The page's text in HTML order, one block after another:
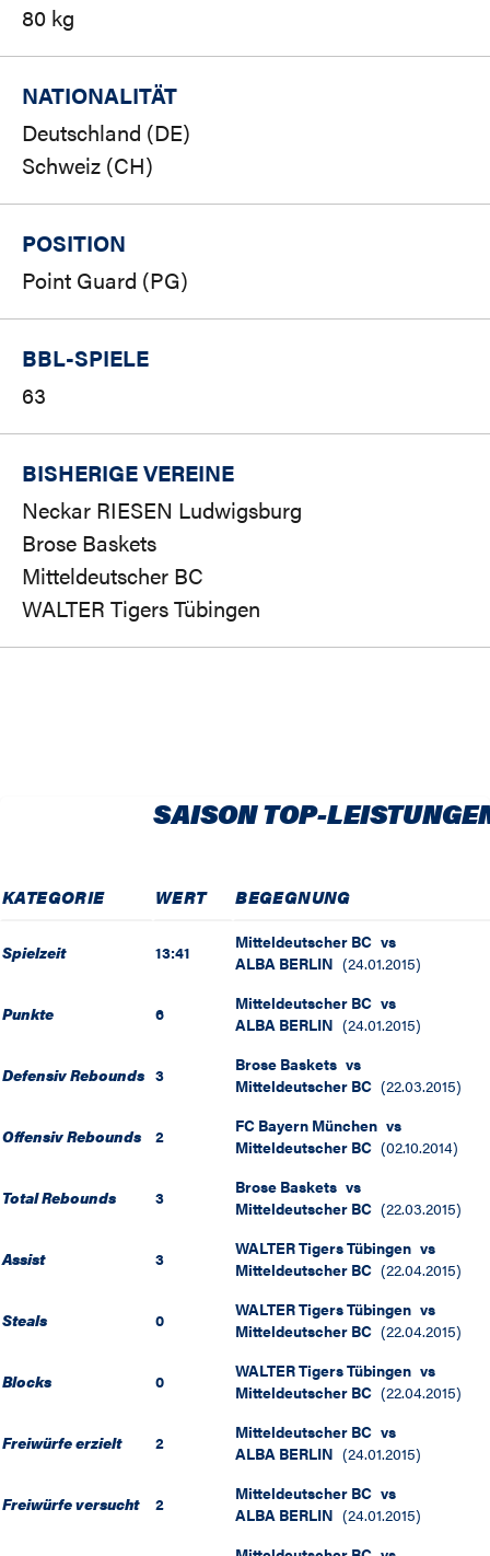
80 kg
NATIONALITÄT
Deutschland (DE)
Schweiz (CH)
POSITION
Point Guard (PG)
BBL-SPIELE
63
BISHERIGE VEREINE
Neckar RIESEN Ludwigsburg
Brose Baskets
Mitteldeutscher BC
WALTER Tigers Tübingen
SAISON TOP-
KATEGORIE WERT BEGEGNUNG
Spielzeit 13:41 Mitteldeutscher BC vs
ALBA BERLIN (24.01.2015)
Punkte 6 Mitteldeutscher BC vs
ALBA BERLIN (24.01.2015)
Defensiv Rebounds 3 Brose Baskets vs
Mitteldeutscher BC (22.03.2015)
Offensiv Rebounds 2 FC Bayern München vs
Mitteldeutscher BC (02.10.2014)
Total Rebounds 3 Brose Baskets vs
Mitteldeutscher BC (22.03.2015)
Assist 3 WALTER Tigers Tübingen vs
Mitteldeutscher BC (22.04.2015)
Steals 0 WALTER Tigers Tübingen vs
Mitteldeutscher BC (22.04.2015)
Blocks 0 WALTER Tigers Tübingen vs
Mitteldeutscher BC (22.04.2015)
Freiwürfe erzielt 2 Mitteldeutscher BC vs
ALBA BERLIN (24.01.2015)
Freiwürfe versucht 2 Mitteldeutscher BC vs
ALBA BERLIN (24.01.2015)